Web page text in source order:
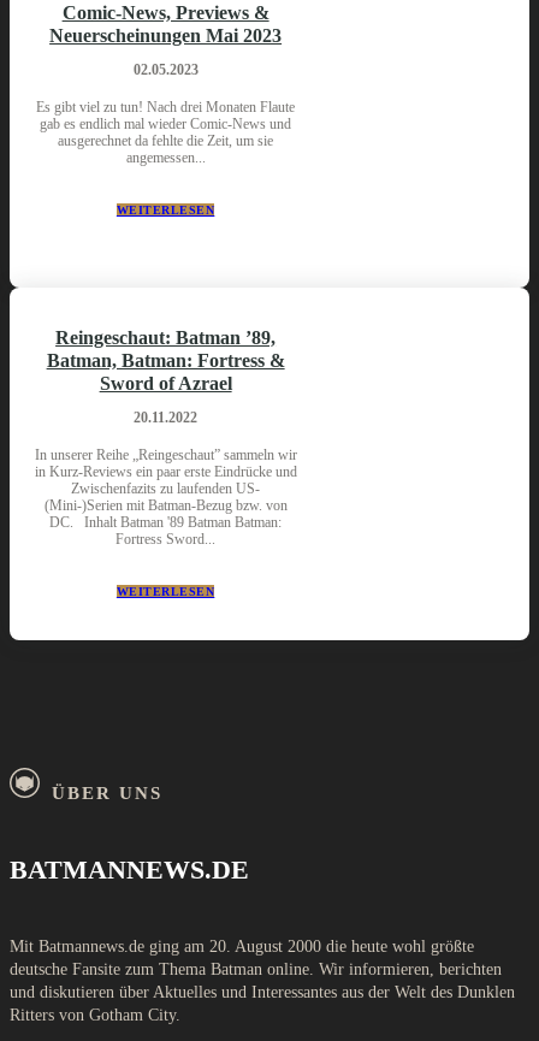
Comic-News, Previews &
Neuerscheinungen Mai 2023
02.05.2023
Es gibt viel zu tun! Nach drei Monaten Flaute
gab es endlich mal wieder Comic-News und
ausgerechnet da fehlte die Zeit, um sie
angemessen...
WEITERLESEN
Reingeschaut: Batman ’89,
Batman, Batman: Fortress &
Sword of Azrael
20.11.2022
In unserer Reihe „Reingeschaut” sammeln wir
in Kurz-Reviews ein paar erste Eindrücke und
Zwischenfazits zu laufenden US-
(Mini-)Serien mit Batman-Bezug bzw. von
DC. Inhalt Batman '89 Batman Batman:
Fortress Sword...
WEITERLESEN
ÜBER UNS
BATMANNEWS.DE
Mit Batmannews.de ging am 20. August 2000 die heute wohl größte
deutsche Fansite zum Thema Batman online. Wir informieren, berichten
und diskutieren über Aktuelles und Interessantes aus der Welt des Dunklen
Ritters von Gotham City.